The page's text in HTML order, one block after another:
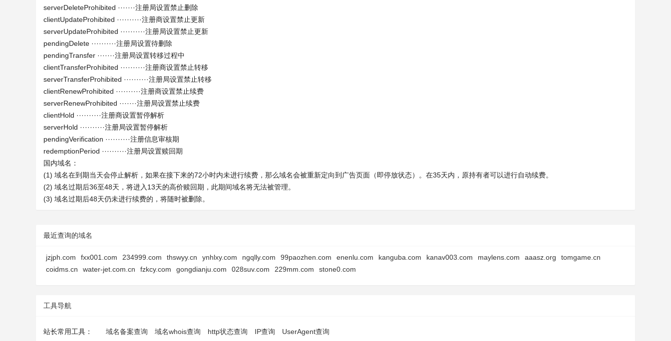
serverDeleteProhibited ·······注册局设置禁止删除
clientUpdateProhibited ··········注册商设置禁止更新
serverUpdateProhibited ··········注册局设置禁止更新
pendingDelete ··········注册局设置待删除
pendingTransfer ·······注册局设置转移过程中
clientTransferProhibited ··········注册商设置禁止转移
serverTransferProhibited ··········注册局设置禁止转移
clientRenewProhibited ··········注册商设置禁止续费
serverRenewProhibited ·······注册局设置禁止续费
clientHold ··········注册商设置暂停解析
serverHold ··········注册局设置暂停解析
pendingVerification ··········注册信息审核期
redemptionPeriod ··········注册局设置赎回期
国内域名：
(1) 域名在到期当天会停止解析，如果在接下来的72小时内未进行续费，那么域名会被重新定向到广告页面（即停放状态）。在35天内，原持有者可以进行自动续费。
(2) 域名过期后36至48天，将进入13天的高价赎回期，此期间域名将无法被管理。
(3) 域名过期后48天仍未进行续费的，将随时被删除。
最近查询的域名
jzjph.com fxx001.com 234999.com thswyy.cn ynhlxy.com ngqlly.com 99paozhen.com enenlu.com kanguba.com kanav003.com maylens.com aaasz.org
tomgame.cn
coidms.cn
water-jet.com.cn fzkcy.com gongdianju.com 028suv.com 229mm.com stone0.com
工具导航
站长常用工具： 域名备案查询 域名whois查询 http状态查询 IP查询 UserAgent查询